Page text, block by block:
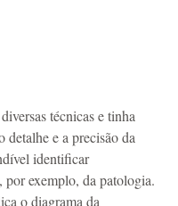
técnicas e tinha
e a precisão da
identificar
por exemplo, da patologia.
o diagrama da